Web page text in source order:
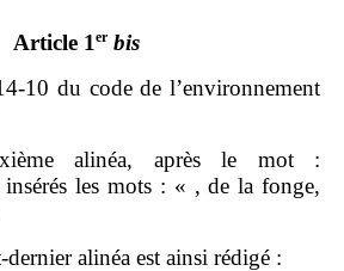
Article 1 er bis
du code de l’environnement
alinéa, après le mot :
les mots : « , de la fonge,
alinéa est ainsi rédigé :